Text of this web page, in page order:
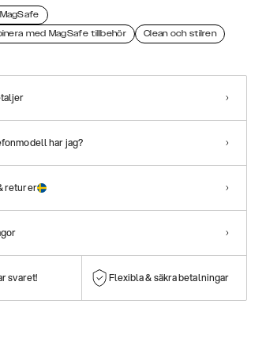
med MagSafe tillbehör
Clean och stilren
har jag?
returer
svaret! Flexibla & säkra betalningar